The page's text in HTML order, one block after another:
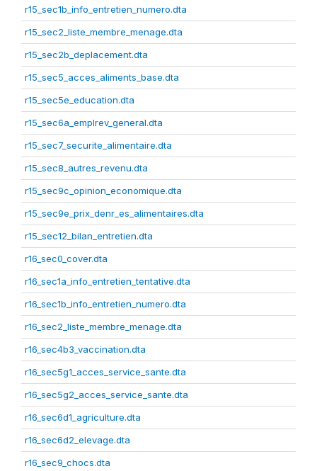
r15_sec1b_info_entretien_numero.dta
r15_sec2_liste_membre_menage.dta
r15_sec2b_deplacement.dta
r15_sec5_acces_aliments_base.dta
r15_sec5e_education.dta
r15_sec6a_emplrev_general.dta
r15_sec7_securite_alimentaire.dta
r15_sec8_autres_revenu.dta
r15_sec9c_opinion_economique.dta
r15_sec9e_prix_denr_es_alimentaires.dta
r15_sec12_bilan_entretien.dta
r16_sec0_cover.dta
r16_sec1a_info_entretien_tentative.dta
r16_sec1b_info_entretien_numero.dta
r16_sec2_liste_membre_menage.dta
r16_sec4b3_vaccination.dta
r16_sec5g1_acces_service_sante.dta
r16_sec5g2_acces_service_sante.dta
r16_sec6d1_agriculture.dta
r16_sec6d2_elevage.dta
r16_sec9_chocs.dta